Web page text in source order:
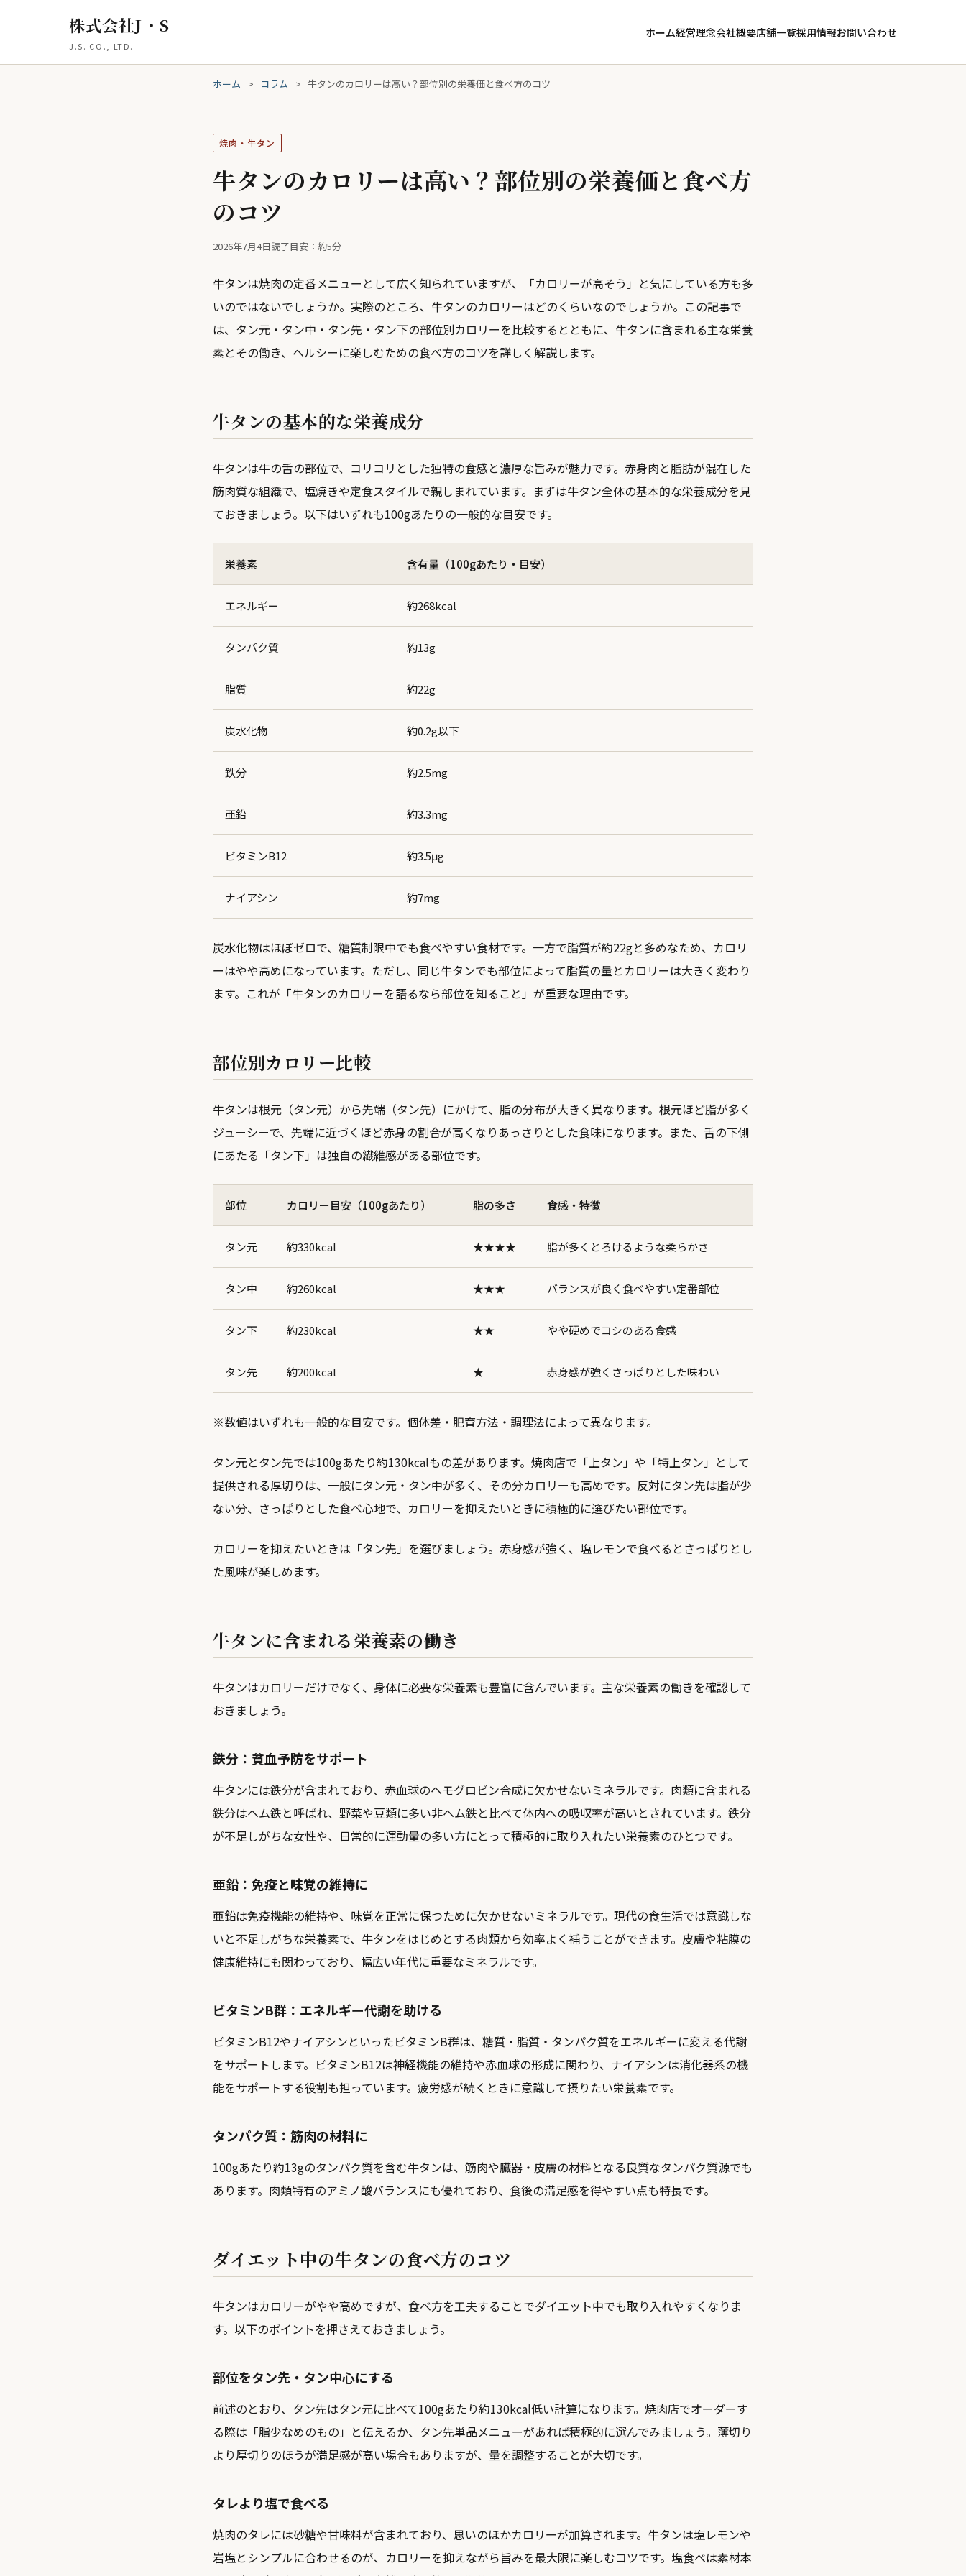
株式会社J・S
J.S. CO., LTD.
ホーム経営理念会社概要店舗一覧採用情報お問い合わせ
ホーム > コラム > 牛タンのカロリーは高い？部位別の栄養価と食べ方のコツ
焼肉・牛タン
牛タンのカロリーは高い？部位別の栄養価と食べ方
のコツ
2026年7月4日読了目安：約5分
牛タンは焼肉の定番メニューとして広く知られていますが、「カロリーが高そう」と気にしている方も多
いのではないでしょうか。実際のところ、牛タンのカロリーはどのくらいなのでしょうか。この記事で
は、タン元・タン中・タン先・タン下の部位別カロリーを比較するとともに、牛タンに含まれる主な栄養
素とその働き、ヘルシーに楽しむための食べ方のコツを詳しく解説します。
牛タンの基本的な栄養成分
牛タンは牛の舌の部位で、コリコリとした独特の食感と濃厚な旨みが魅力です。赤身肉と脂肪が混在した
筋肉質な組織で、塩焼きや定食スタイルで親しまれています。まずは牛タン全体の基本的な栄養成分を見
ておきましょう。以下はいずれも100gあたりの一般的な目安です。
栄養素 含有量（100gあたり・目安）
エネルギー 約268kcal
タンパク質 約13g
脂質 約22g
炭水化物 約0.2g以下
鉄分 約2.5mg
亜鉛 約3.3mg
ビタミンB12 約3.5μg
ナイアシン 約7mg
炭水化物はほぼゼロで、糖質制限中でも食べやすい食材です。一方で脂質が約22gと多めなため、カロリ
ーはやや高めになっています。ただし、同じ牛タンでも部位によって脂質の量とカロリーは大きく変わり
ます。これが「牛タンのカロリーを語るなら部位を知ること」が重要な理由です。
部位別カロリー比較
牛タンは根元（タン元）から先端（タン先）にかけて、脂の分布が大きく異なります。根元ほど脂が多く
ジューシーで、先端に近づくほど赤身の割合が高くなりあっさりとした食味になります。また、舌の下側
にあたる「タン下」は独自の繊維感がある部位です。
部位 カロリー目安（100gあたり） 脂の多さ 食感・特徴
タン元 約330kcal ★★★★ 脂が多くとろけるような柔らかさ
タン中 約260kcal ★★★ バランスが良く食べやすい定番部位
タン下 約230kcal ★★ やや硬めでコシのある食感
タン先 約200kcal ★ 赤身感が強くさっぱりとした味わい
※数値はいずれも一般的な目安です。個体差・肥育方法・調理法によって異なります。
タン元とタン先では100gあたり約130kcalもの差があります。焼肉店で「上タン」や「特上タン」として
提供される厚切りは、一般にタン元・タン中が多く、その分カロリーも高めです。反対にタン先は脂が少
ない分、さっぱりとした食べ心地で、カロリーを抑えたいときに積極的に選びたい部位です。
カロリーを抑えたいときは「タン先」を選びましょう。赤身感が強く、塩レモンで食べるとさっぱりとし
た風味が楽しめます。
牛タンに含まれる栄養素の働き
牛タンはカロリーだけでなく、身体に必要な栄養素も豊富に含んでいます。主な栄養素の働きを確認して
おきましょう。
鉄分：貧血予防をサポート
牛タンには鉄分が含まれており、赤血球のヘモグロビン合成に欠かせないミネラルです。肉類に含まれる
鉄分はヘム鉄と呼ばれ、野菜や豆類に多い非ヘム鉄と比べて体内への吸収率が高いとされています。鉄分
が不足しがちな女性や、日常的に運動量の多い方にとって積極的に取り入れたい栄養素のひとつです。
亜鉛：免疫と味覚の維持に
亜鉛は免疫機能の維持や、味覚を正常に保つために欠かせないミネラルです。現代の食生活では意識しな
いと不足しがちな栄養素で、牛タンをはじめとする肉類から効率よく補うことができます。皮膚や粘膜の
健康維持にも関わっており、幅広い年代に重要なミネラルです。
ビタミンB群：エネルギー代謝を助ける
ビタミンB12やナイアシンといったビタミンB群は、糖質・脂質・タンパク質をエネルギーに変える代謝
をサポートします。ビタミンB12は神経機能の維持や赤血球の形成に関わり、ナイアシンは消化器系の機
能をサポートする役割も担っています。疲労感が続くときに意識して摂りたい栄養素です。
タンパク質：筋肉の材料に
100gあたり約13gのタンパク質を含む牛タンは、筋肉や臓器・皮膚の材料となる良質なタンパク質源でも
あります。肉類特有のアミノ酸バランスにも優れており、食後の満足感を得やすい点も特長です。
ダイエット中の牛タンの食べ方のコツ
牛タンはカロリーがやや高めですが、食べ方を工夫することでダイエット中でも取り入れやすくなりま
す。以下のポイントを押さえておきましょう。
部位をタン先・タン中心にする
前述のとおり、タン先はタン元に比べて100gあたり約130kcal低い計算になります。焼肉店でオーダーす
る際は「脂少なめのもの」と伝えるか、タン先単品メニューがあれば積極的に選んでみましょう。薄切り
より厚切りのほうが満足感が高い場合もありますが、量を調整することが大切です。
タレより塩で食べる
焼肉のタレには砂糖や甘味料が含まれており、思いのほかカロリーが加算されます。牛タンは塩レモンや
岩塩とシンプルに合わせるのが、カロリーを抑えながら旨みを最大限に楽しむコツです。塩食べは素材本